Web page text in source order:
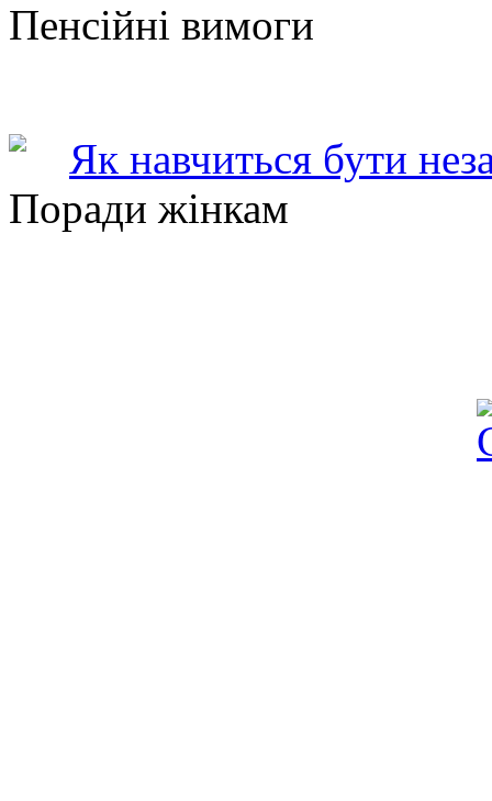
Пенсійні вимоги
Як навчиться бути
Поради жінкам